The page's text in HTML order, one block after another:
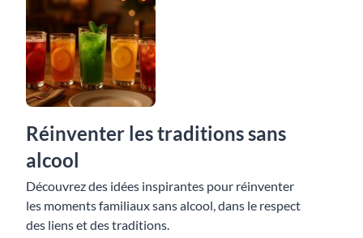
Réinventer les traditions sans
alcool
Découvrez des idées inspirantes pour réinventer
les moments familiaux sans alcool, dans le respect
des liens et des traditions.